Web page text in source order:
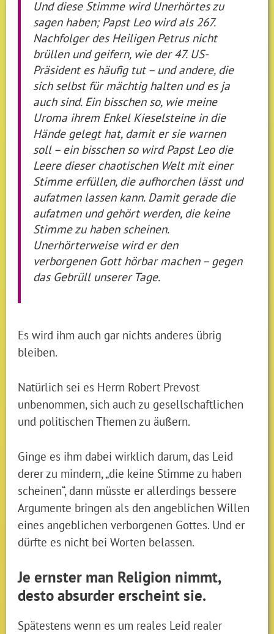
Und diese Stimme wird Unerhörtes zu
sagen haben; Papst Leo wird als 267.
Nachfolger des Heiligen Petrus nicht
brüllen und geifern, wie der 47. US-
Präsident es häufig tut – und andere, die
sich selbst für mächtig halten und es ja
auch sind. Ein bisschen so, wie meine
Uroma ihrem Enkel Kieselsteine in die
Hände gelegt hat, damit er sie warnen
soll – ein bisschen so wird Papst Leo die
Leere dieser chaotischen Welt mit einer
Stimme erfüllen, die aufhorchen lässt und
aufatmen lassen kann. Damit gerade die
aufatmen und gehört werden, die keine
Stimme zu haben scheinen.
Unerhörterweise wird er den
verborgenen Gott hörbar machen – gegen
das Gebrüll unserer Tage.
Es wird ihm auch gar nichts anderes übrig
bleiben.
Natürlich sei es Herrn Robert Prevost
unbenommen, sich auch zu gesellschaftlichen
und politischen Themen zu äußern.
Ginge es ihm dabei wirklich darum, das Leid
derer zu mindern, „die keine Stimme zu haben
scheinen“, dann müsste er allerdings bessere
Argumente bringen als den angeblichen Willen
eines angeblichen verborgenen Gottes. Und er
dürfte es nicht bei Worten belassen.
Je ernster man Religion nimmt,
desto absurder erscheint sie.
Spätestens wenn es um reales Leid realer